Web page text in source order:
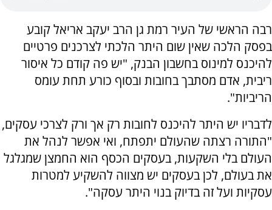
רבה הראשי של העיר רמת גן הרב יעקב אריאל קובע
בפסק הלכה שאין שום היתר הלכתי לצרכנים פרטיים
להיכנס למינוס בחשבון הבנק, "יש פה קודם כל איסור
ריבית, אדם מסתבך בחובות ובסוף כורע תחת עומס
הריביות".
לדבריו יש היתר להיכנס לחובות רק אך ורק לצרכי עסקים,
"התורה רצתה שהעולם יתפתח, ואי אפשר לנהל את
העולם בלי השקעות, בעסקים הכסף הוא החמצן שמגלגל
את בעולם, לכן בעסקים יש מצווה להשקיע למטרות
עסקיות ועל זה בדיוק בנוי היתר עסקה".